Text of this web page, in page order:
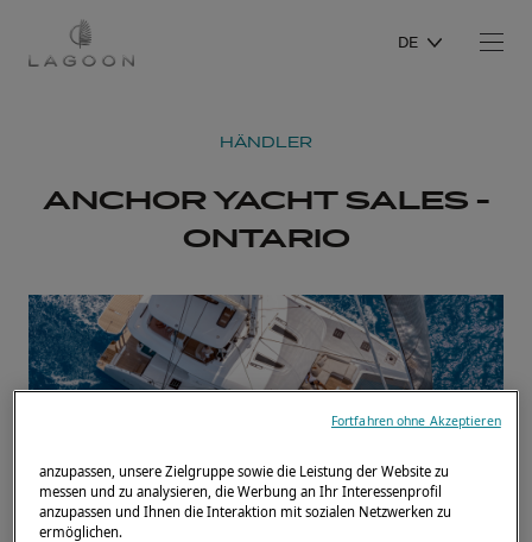
DE
HÄNDLER
ANCHOR YACHT SALES -
ONTARIO
anzupassen, unsere Zielgruppe sowie die Leistung der Website zu
messen und zu analysieren, die Werbung an Ihr Interessenprofil
anzupassen und Ihnen die Interaktion mit sozialen Netzwerken zu
ermöglichen.
Fortfahren ohne Akzeptieren